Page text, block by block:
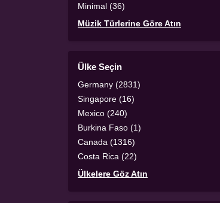
Minimal (36)
Müzik Türlerine Göre Atın
Ülke Seçin
Germany (2831)
Singapore (16)
Mexico (240)
Burkina Faso (1)
Canada (1316)
Costa Rica (22)
Ülkelere Göz Atın